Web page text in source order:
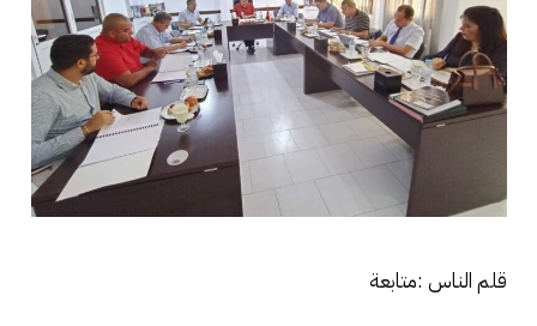
قلم الناس :متابعة